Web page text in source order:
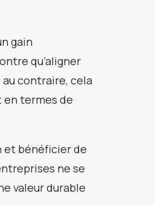
gain
qu’aligner
contraire, cela
en termes de
et bénéficier de
ne se
valeur durable